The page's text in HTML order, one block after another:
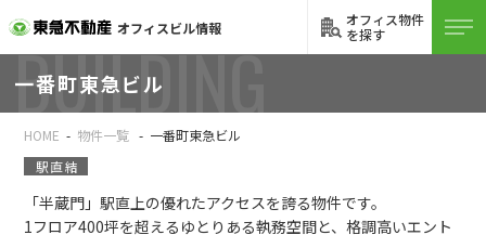
オフィスビル情報
オフィス物件
を探す
一番町東急ビル
BUILDING
HOME 物件一覧
一番町東急ビル
駅直結
「半蔵門」駅直上の優れたアクセスを誇る物件です。
1フロア400坪を超えるゆとりある執務空間と、格調高いエント